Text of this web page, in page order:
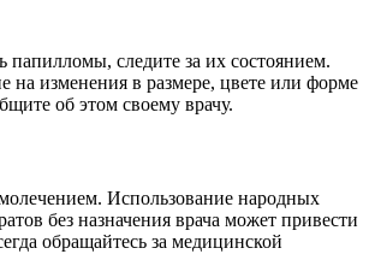
папилломы, следите за их состоянием.
на изменения в размере, цвете или форме
об этом своему врачу.
Использование народных
без назначения врача может привести
обращайтесь за медицинской